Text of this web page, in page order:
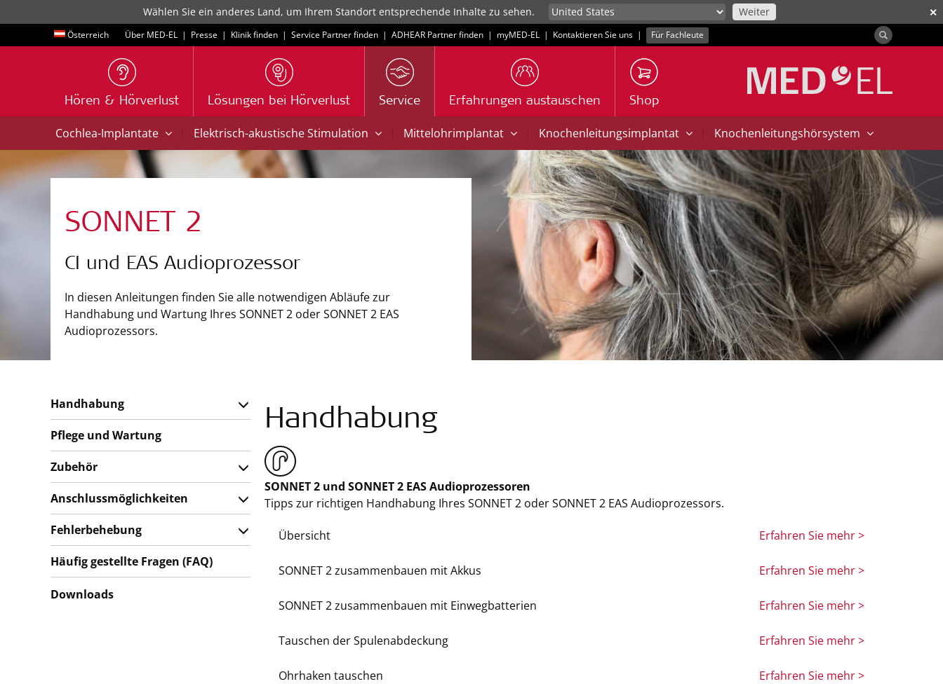
✕
Wählen Sie ein anderes Land, um Ihrem Standort entsprechende Inhalte zu sehen. Weiter
Österreich Über MED-EL | Presse | Klinik finden | Service Partner finden | ADHEAR Partner finden | myMED‑EL | Kontaktieren Sie uns | Für Fachleute
Hören & Hörverlust Lösungen bei Hörverlust Service Erfahrungen austauschen Shop
Cochlea-Implantate | Elektrisch-akustische Stimulation | Mittelohrimplantat | Knochenleitungsimplantat | Knochenleitungshörsystem
SONNET 2
CI und EAS Audioprozessor
In diesen Anleitungen finden Sie alle notwendigen Abläufe zur
Handhabung und Wartung Ihres SONNET 2 oder SONNET 2 EAS
Audioprozessors.
Handhabung
SONNET 2 und SONNET 2 EAS Audioprozessoren
Tipps zur richtigen Handhabung Ihres SONNET 2 oder SONNET 2 EAS Audioprozessors.
Übersicht Erfahren Sie mehr >
SONNET 2 zusammenbauen mit Akkus Erfahren Sie mehr >
SONNET 2 zusammenbauen mit Einwegbatterien Erfahren Sie mehr >
Tauschen der Spulenabdeckung Erfahren Sie mehr >
Ohrhaken tauschen Erfahren Sie mehr >
Handhabung
Pflege und Wartung
Zubehör
Anschlussmöglichkeiten
Fehlerbehebung
Häufig gestellte Fragen (FAQ)
Downloads